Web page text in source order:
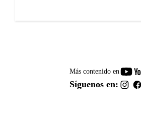
Más contenido en
Síguenos en: